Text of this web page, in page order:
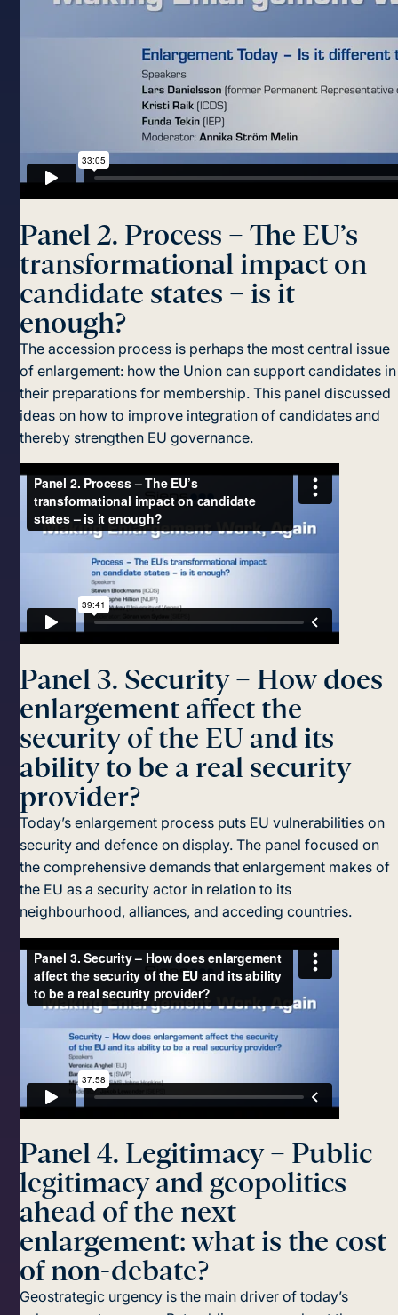
Panel 2. Process – The EU’s
transformational impact on
candidate states – is it
enough?
The accession process is perhaps the most central issue
of enlargement: how the Union can support candidates in
their preparations for membership. This panel discussed
ideas on how to improve integration of candidates and
thereby strengthen EU governance.
Panel 3. Security – How does
enlargement affect the
security of the EU and its
ability to be a real security
provider?
Today’s enlargement process puts EU vulnerabilities on
security and defence on display. The panel focused on
the comprehensive demands that enlargement makes of
the EU as a security actor in relation to its
neighbourhood, alliances, and acceding countries.
Panel 4. Legitimacy – Public
legitimacy and geopolitics
ahead of the next
enlargement: what is the cost
of non-debate?
Geostrategic urgency is the main driver of today’s